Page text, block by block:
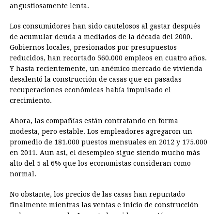
angustiosamente lenta.
Los consumidores han sido cautelosos al gastar después
de acumular deuda a mediados de la década del 2000.
Gobiernos locales, presionados por presupuestos
reducidos, han recortado 560.000 empleos en cuatro años.
Y hasta recientemente, un anémico mercado de vivienda
desalentó la construcción de casas que en pasadas
recuperaciones económicas había impulsado el
crecimiento.
Ahora, las compañías están contratando en forma
modesta, pero estable. Los empleadores agregaron un
promedio de 181.000 puestos mensuales en 2012 y 175.000
en 2011. Aun así, el desempleo sigue siendo mucho más
alto del 5 al 6% que los economistas consideran como
normal.
No obstante, los precios de las casas han repuntado
finalmente mientras las ventas e inicio de construcción